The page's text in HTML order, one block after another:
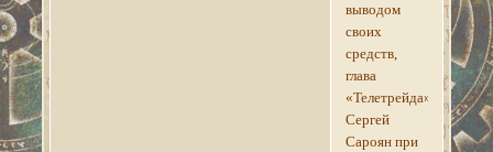
выводом
своих
средств,
глава
«Телетрейда»
Сергей
Сароян при